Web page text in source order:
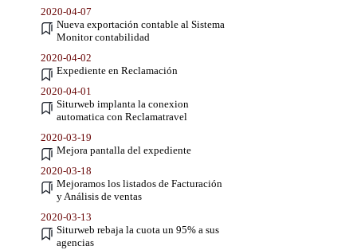
2020-04-07
Nueva exportación contable al Sistema
Monitor contabilidad
2020-04-02
Expediente en Reclamación
2020-04-01
Siturweb implanta la conexion
automatica con Reclamatravel
2020-03-19
Mejora pantalla del expediente
2020-03-18
Mejoramos los listados de Facturación
y Análisis de ventas
2020-03-13
Siturweb rebaja la cuota un 95% a sus
agencias